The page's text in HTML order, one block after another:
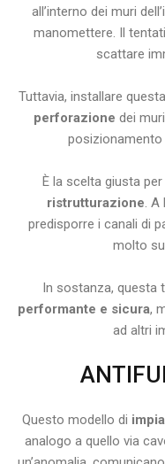
all’interno dei muri
manomettere. Il
scattare
Tuttavia, installare
perforazione dei
posizionamento
È la scelta giusta
ristrutturazione. A
predisporre i canali di
molto
In sostanza, questa
performante e sicura,
ad altri
Questo modello di
analogo a quello via